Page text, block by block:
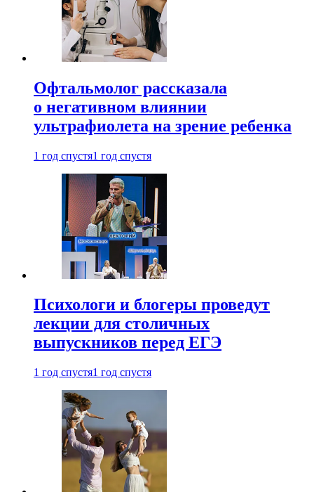
Офтальмолог рассказала
о негативном влиянии
ультрафиолета на зрение ребенка
1 год спустя1 год спустя
Психологи и блогеры проведут
лекции для столичных
выпускников перед ЕГЭ
1 год спустя1 год спустя